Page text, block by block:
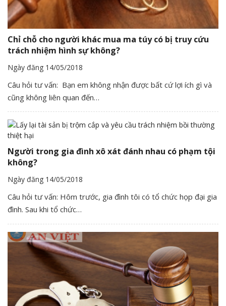
Chỉ chỗ cho người khác mua ma túy có bị truy cứu
trách nhiệm hình sự không?
Ngày đăng 14/05/2018
Câu hỏi tư vấn: Bạn em không nhận được bất cứ lợi ích gì và
cũng không liên quan đến…
Người trong gia đình xô xát đánh nhau có phạm tội
không?
Ngày đăng 14/05/2018
Câu hỏi tư vấn: Hôm trước, gia đình tôi có tổ chức họp đại gia
đình. Sau khi tổ chức…